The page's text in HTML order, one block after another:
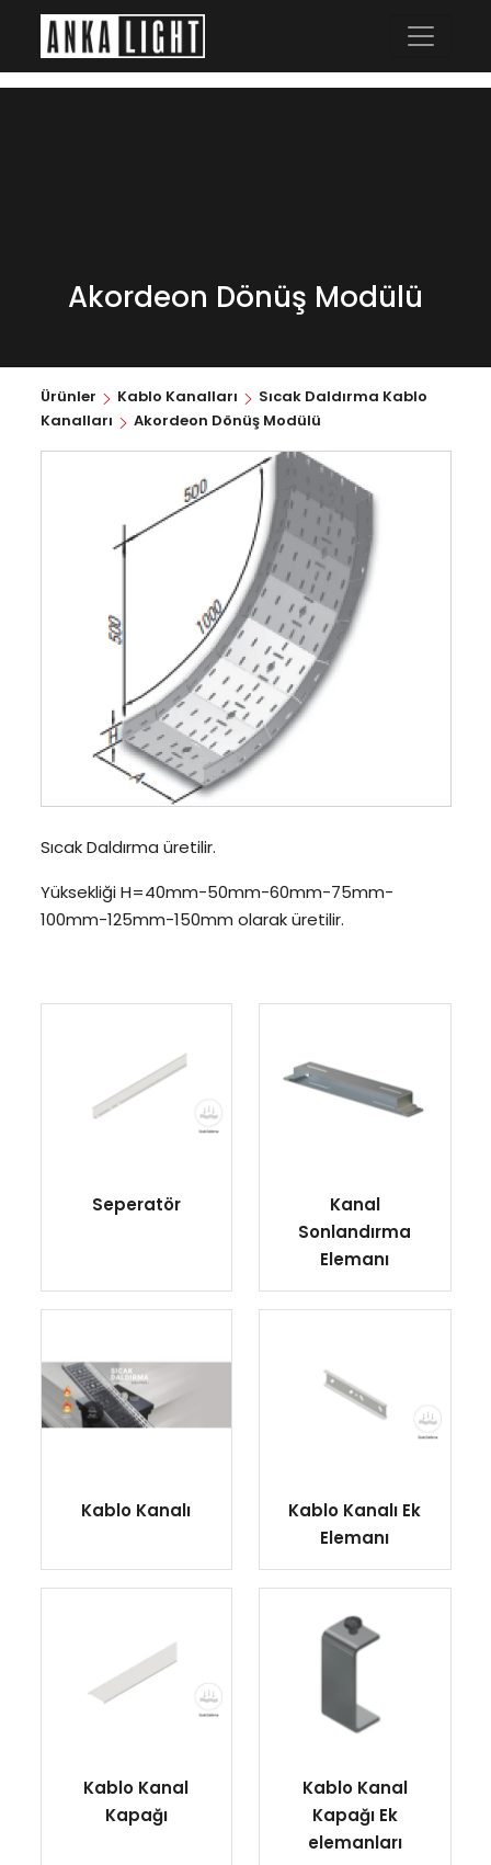
Akordeon Dönüş Modülü
Ürünler Kablo Kanalları
Sıcak Daldırma Kablo
Kanalları
Akordeon Dönüş Modülü
Sıcak Daldırma üretilir.
Yüksekliği H=40mm-50mm-60mm-75mm-
100mm-125mm-150mm olarak üretilir.
Seperatör
Kanal
Sonlandırma
Elemanı
Kablo Kanalı
Kablo Kanalı Ek
Elemanı
Kablo Kanal
Kapağı
Kablo Kanal
Kapağı Ek
elemanları